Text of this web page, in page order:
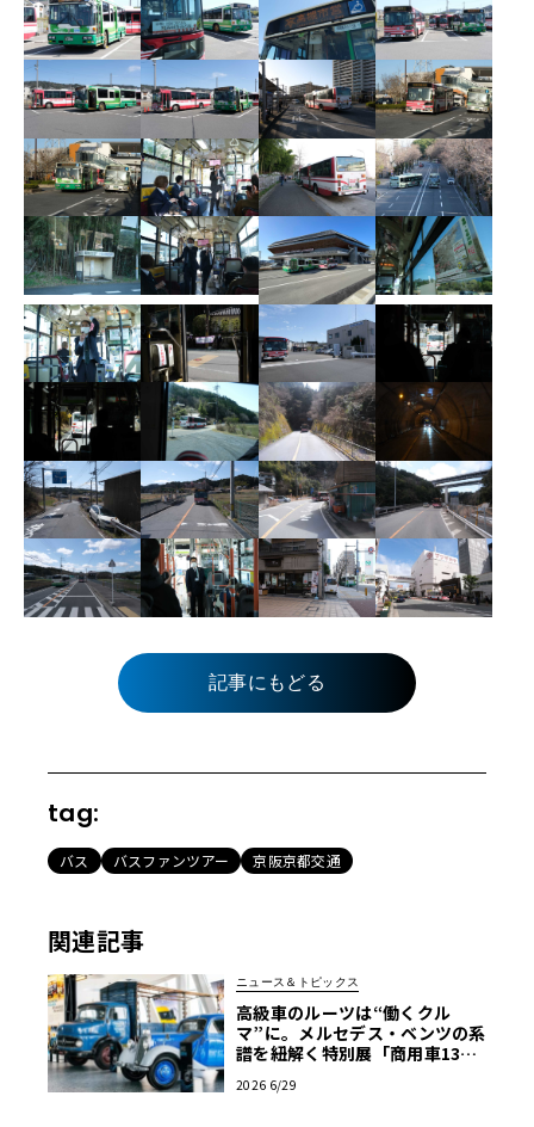
記事にもどる
tag:
バス バスファンツアー 京阪京都交通
関連記事
ニュース＆トピックス
高級車のルーツは“働くクル
マ”に。メルセデス・ベンツの系
譜を紐解く特別展「商用車130
2026 6/29